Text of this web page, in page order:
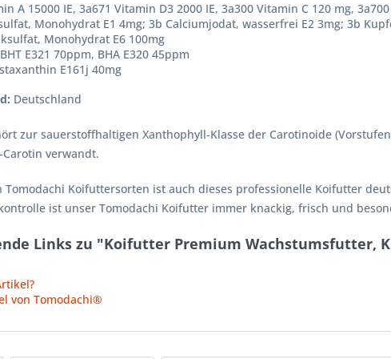
A 15000 IE, 3a671 Vitamin D3 2000 IE, 3a300 Vitamin C 120 mg,
Monohydrat E1 4mg; 3b Calciumjodat, wasserfrei E2 3mg; 3b
Monohydrat E6 100mg
E321 70ppm, BHA E320 45ppm
E161j 40mg
Deutschland
zur sauerstoffhaltigen Xanthophyll-Klasse der Carotinoide
verwandt.
Tomodachi Koifuttersorten ist auch dieses professionelle Koifutter
ist unser Tomodachi Koifutter immer knackig, frisch und
Links zu "Koifutter Premium Wachstumsfutter,
von Tomodachi®